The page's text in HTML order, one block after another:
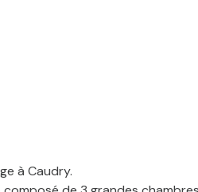
à Caudry.